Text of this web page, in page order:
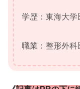
学歴：東海大学
職業：整形外科